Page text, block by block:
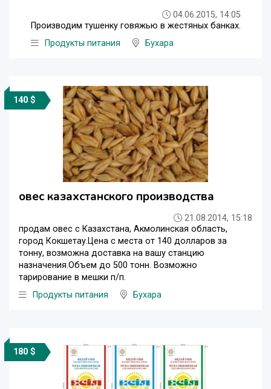
04.06.2015, 14:05
Производим тушенку говяжью в жестяных банках.
Продукты питания
Бухара
140 $
овес казахстанского производства
21.08.2014, 15:18
продам овес с Казахстана, Акмолинская область,
город Кокшетау.Цена с места от 140 долларов за
тонну, возможна доставка на вашу станцию
назначения.Объем до 500 тонн. Возможно
тарирование в мешки п/п.
Продукты питания
Бухара
180 $